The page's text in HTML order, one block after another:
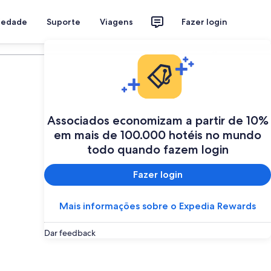
Suporte Viagens Fazer login
Associados economizam a partir de 10%
em mais de 100.000 hotéis no mundo
todo quando fazem login
Fazer login
Mais informações sobre o Expedia Rewards
Dar feedback